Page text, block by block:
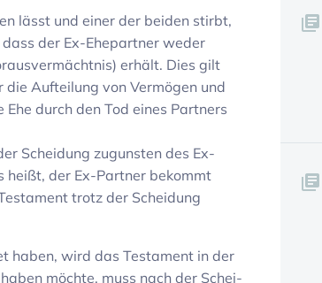
lässt und einer der beiden stirbt,
der Ex-Ehepartner weder
erhält. Dies gilt
Auftei­lung von Vermögen und
durch den Tod eines Part­ners
Schei­dung zugunsten des Ex-
heißt, der Ex-Partner bekommt
trotz der Schei­dung
haben, wird das Testa­ment in der
möchte, muss nach der Schei­